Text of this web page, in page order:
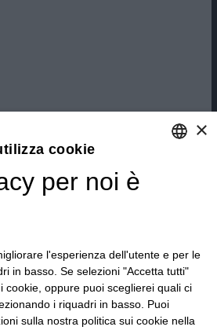
×
cookie
per noi è
l'esperienza dell'utente e per le
in basso. Se selezioni "Accetta tutti"
cookie, oppure puoi sceglierei quali ci
i riquadri in basso. Puoi
sulla nostra politica sui cookie nella